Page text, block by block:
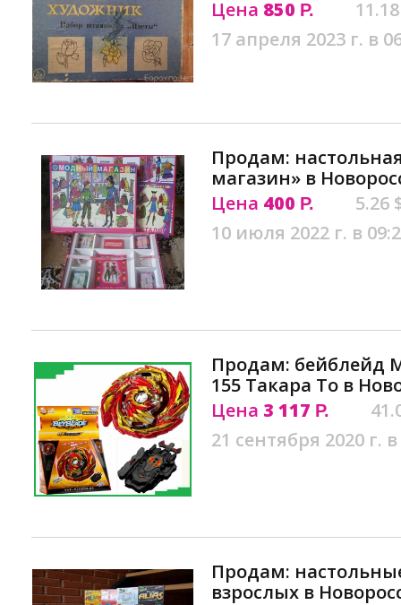
Цена 850 Р.
17 апреля 2023 г. в
Продам:
магазин» в
Цена 400 Р.
5.26
10 июля 2022 г. в
Продам: бейблейд
155 Такара То в
Цена 3 117 Р.
21 сентября 2020 г.
Продам:
взрослых в